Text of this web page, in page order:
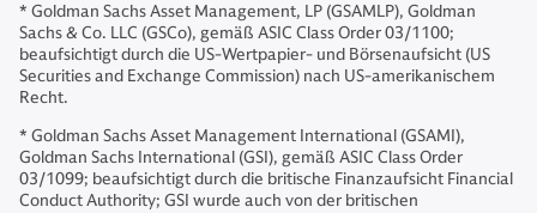
* Goldman Sachs Asset Management, LP (GSAMLP), Goldman
Sachs & Co. LLC (GSCo), gemäß ASIC Class Order 03/1100;
beaufsichtigt durch die US-Wertpapier- und Börsenaufsicht (US
Securities and Exchange Commission) nach US-amerikanischem
Recht.
* Goldman Sachs Asset Management International (GSAMI),
Goldman Sachs International (GSI), gemäß ASIC Class Order
03/1099; beaufsichtigt durch die britische Finanzaufsicht Financial
Conduct Authority; GSI wurde auch von der britischen